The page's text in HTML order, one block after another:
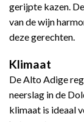
gerijpte kazen.
van de wijn
deze gerechten.
Klimaat
De Alto Adige
neerslag in de
klimaat is ideaal